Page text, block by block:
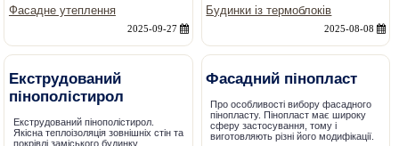
Фасадне утеплення
2025-09-27
Будинки із термоблоків
2025-08-08
Екструдований
пінополістирол
Екструдований пінополістирол.
Якісна теплоізоляція зовнішніх стін та
покрівлі заміського будинку.
Фасадний пінопласт
Про особливості вибору фасадного
пінопласту. Пінопласт має широку
сферу застосування, тому і
виготовляють різні його модифікації.